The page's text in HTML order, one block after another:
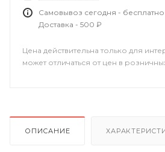
Самовывоз сегодня - бесплатно
Доставка - 500 ₽
Цена действительна только для
может отличаться от цен в
ОПИСАНИЕ